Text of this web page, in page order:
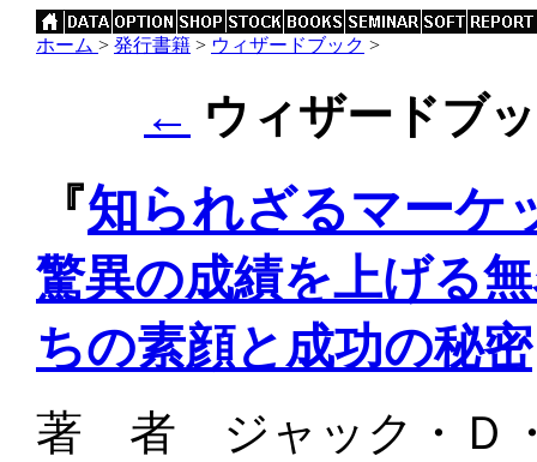
ホーム > 発行書籍 > ウィザードブック >
← ウィザードブ
『知られざるマーケ
驚異の成績を上げる
ちの素顔と成功の秘密
著 者 ジャック・Ｄ